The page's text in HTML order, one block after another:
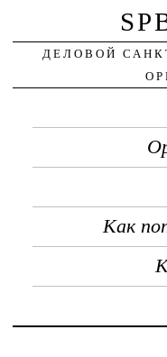
ДЕЛОВОЙ
Как